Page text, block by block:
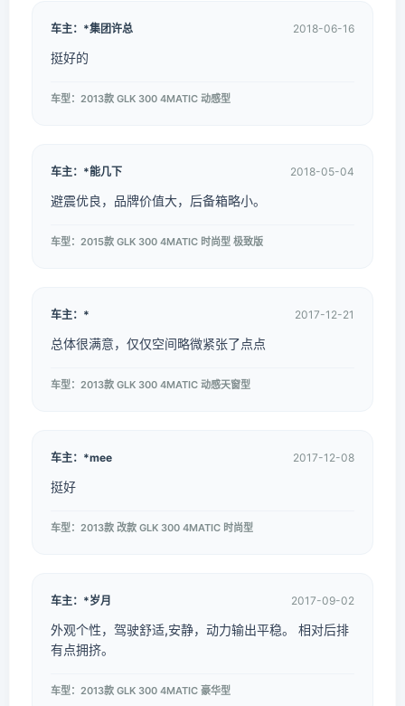
车主：*集团许总 2018-06-16
挺好的
车型：2013款 GLK 300 4MATIC 动感型
车主：*能几下 2018-05-04
避震优良，品牌价值大，后备箱略小。
车型：2015款 GLK 300 4MATIC 时尚型 极致版
车主：* 2017-12-21
总体很满意，仅仅空间略微紧张了点点
车型：2013款 GLK 300 4MATIC 动感天窗型
车主：*mee 2017-12-08
挺好
车型：2013款 改款 GLK 300 4MATIC 时尚型
车主：*岁月 2017-09-02
外观个性，驾驶舒适,安静，动力输出平稳。 相对后排
有点拥挤。
车型：2013款 GLK 300 4MATIC 豪华型